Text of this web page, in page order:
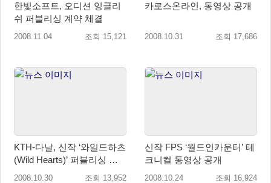
한빛소프트, 오디션 잉글리
쉬 퍼블리싱 계약 체결
2008.11.04 조회 15,121
카로스온라인, 동영상 공개
2008.10.31 조회 17,686
KTH-다날, 신작 ‘와일드하츠
(Wild Hearts)’ 퍼블리싱 계
약 체결
2008.10.30 조회 13,952
신작 FPS ‘월드인카운터’ 테
크니컬 동영상 공개
2008.10.24 조회 16,924